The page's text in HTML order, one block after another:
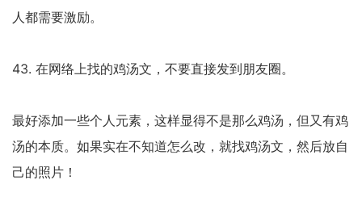
人都需要激励。
43. 在网络上找的鸡汤文，不要直接发到朋友圈。
最好添加一些个人元素，这样显得不是那么鸡汤，但又有鸡
汤的本质。如果实在不知道怎么改，就找鸡汤文，然后放自
己的照片！